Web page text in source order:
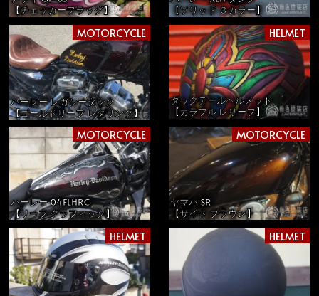
【チェッカーフラッグ】
【ソリッド ３カラー】
MOTORCYCLE
ハーレー レガシータンク
【ゴールドリーフ レタリング】
HELMET
ダックテールヘルメット
【カラフル レリーフ】
MOTORCYCLE
ハーレー 04FLHRC
【リーフ グラフィック】
MOTORCYCLE
ヤマハ SR
【サイド ブラウン】
HELMET HELMET